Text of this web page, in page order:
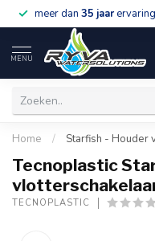
meer dan 35 jaarervaring
MENU
Home / Starfish - Houder
Tecnoplastic
TECNOPLASTIC